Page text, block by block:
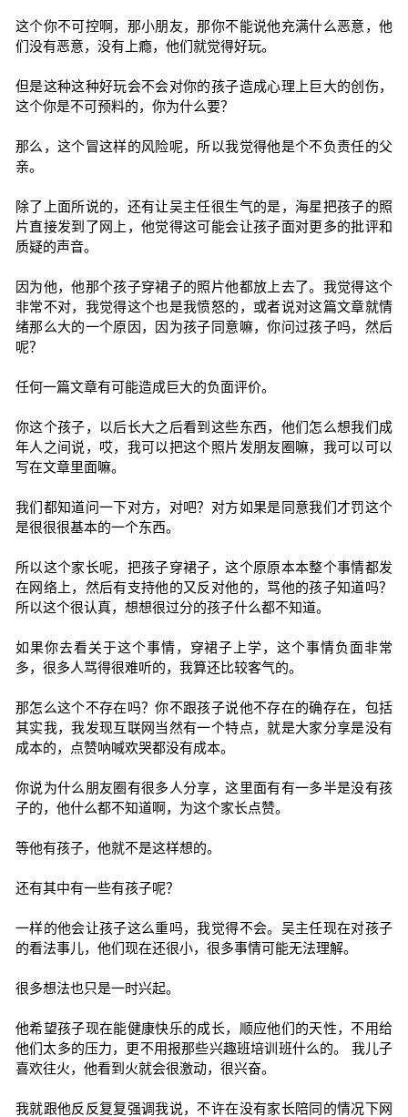
这个你不可控啊，那小朋友，那你不能说他充满什么恶意，他
们没有恶意，没有上瘾，他们就觉得好玩。
但是这种这种好玩会不会对你的孩子造成心理上巨大的创伤，
这个你是不可预料的，你为什么要？
那么，这个冒这样的风险呢，所以我觉得他是个不负责任的父
亲。
除了上面所说的，还有让吴主任很生气的是，海星把孩子的照
片直接发到了网上，他觉得这可能会让孩子面对更多的批评和
质疑的声音。
因为他，他那个孩子穿裙子的照片他都放上去了。我觉得这个
非常不对，我觉得这个也是我愤怒的，或者说对这篇文章就情
绪那么大的一个原因，因为孩子同意嘛，你问过孩子吗，然后
呢？
任何一篇文章有可能造成巨大的负面评价。
你这个孩子，以后长大之后看到这些东西，他们怎么想我们成
年人之间说，哎，我可以把这个照片发朋友圈嘛，我可以可以
写在文章里面嘛。
我们都知道问一下对方，对吧？对方如果是同意我们才罚这个
是很很很基本的一个东西。
所以这个家长呢，把孩子穿裙子，这个原原本本整个事情都发
在网络上，然后有支持他的又反对他的，骂他的孩子知道吗？
所以这个很认真，想想很过分的孩子什么都不知道。
如果你去看关于这个事情，穿裙子上学，这个事情负面非常
多，很多人骂得很难听的，我算还比较客气的。
那怎么这个不存在吗？你不跟孩子说他不存在的确存在，包括
其实我，我发现互联网当然有一个特点，就是大家分享是没有
成本的，点赞呐喊欢哭都没有成本。
你说为什么朋友圈有很多人分享，这里面有有一多半是没有孩
子的，他什么都不知道啊，为这个家长点赞。
等他有孩子，他就不是这样想的。
还有其中有一些有孩子呢？
一样的他会让孩子这么重吗，我觉得不会。吴主任现在对孩子
的看法事儿，他们现在还很小，很多事情可能无法理解。
很多想法也只是一时兴起。
他希望孩子现在能健康快乐的成长，顺应他们的天性，不用给
他们太多的压力，更不用报那些兴趣班培训班什么的。 我儿子
喜欢往火，他看到火就会很激动，很兴奋。
我就跟他反反复复强调我说，不许在没有家长陪同的情况下网